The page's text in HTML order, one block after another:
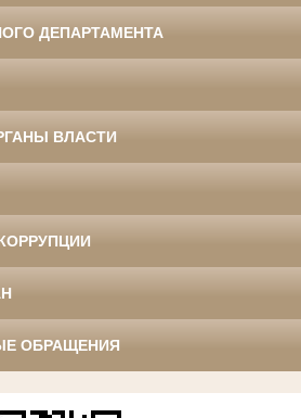
ДЕПАРТАМЕНТА
ВЛАСТИ
ОБРАЩЕНИЯ